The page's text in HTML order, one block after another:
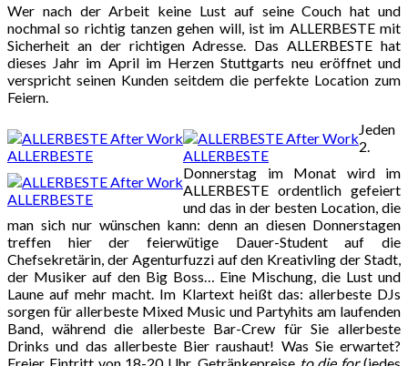
Wer nach der Arbeit keine Lust auf seine Couch hat und
nochmal so richtig tanzen gehen will, ist im ALLERBESTE mit
Sicherheit an der richtigen Adresse. Das ALLERBESTE hat
dieses Jahr im April im Herzen Stuttgarts neu eröffnet und
verspricht seinen Kunden seitdem die perfekte Location zum
Feiern.
ALLERBESTE ALLERBESTE
ALLERBESTE
Jeden
2.
Donnerstag im Monat wird im
ALLERBESTE ordentlich gefeiert
und das in der besten Location, die
man sich nur wünschen kann: denn an diesen Donnerstagen
treffen hier der feierwütige Dauer-Student auf die
Chefsekretärin, der Agenturfuzzi auf den Kreativling der Stadt,
der Musiker auf den Big Boss… Eine Mischung, die Lust und
Laune auf mehr macht. Im Klartext heißt das: allerbeste DJs
sorgen für allerbeste Mixed Music und Partyhits am laufenden
Band, während die allerbeste Bar-Crew für Sie allerbeste
Drinks und das allerbeste Bier raushaut! Was Sie erwartet?